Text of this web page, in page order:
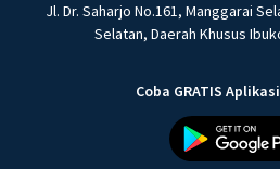
Jl. Dr. Saharjo No.161, Manggarai
Selatan, Daerah Khusus
Coba GRATIS